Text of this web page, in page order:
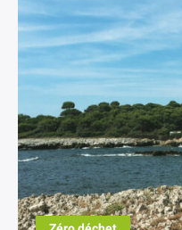
A PROPOS
CONTACT
PANIER